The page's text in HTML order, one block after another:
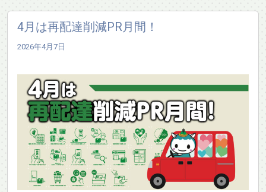
4月は再配達削減PR月間！
2026年4月7日